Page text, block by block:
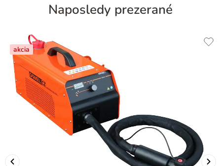
Naposledy prezerané
akcia